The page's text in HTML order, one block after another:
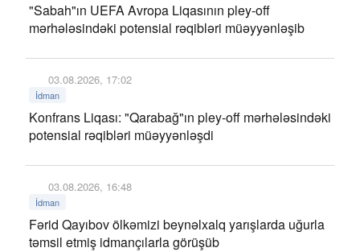
"Sabah"ın UEFA Avropa Liqasının pley-off
mərhələsindəki potensial rəqibləri müəyyənləşib
03.08.2026, 17:02
İdman
Konfrans Liqası: "Qarabağ"ın pley-off mərhələsindəki
potensial rəqibləri müəyyənləşdi
03.08.2026, 16:48
İdman
Fərid Qayıbov ölkəmizi beynəlxalq yarışlarda uğurla
təmsil etmiş idmançılarla görüşüb